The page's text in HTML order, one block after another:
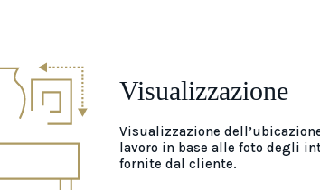
Visualizzazione
Visualizzazione
lavoro in base alle foto degli
fornite dal cliente.